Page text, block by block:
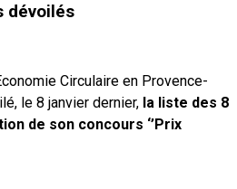
dévoilés
Circulaire en Provence-
le 8 janvier dernier, la liste des 8
de son concours ‘’Prix